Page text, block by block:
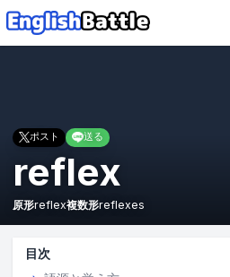
ポスト 送る
reflex
原形reflex複数形reflexes
目次